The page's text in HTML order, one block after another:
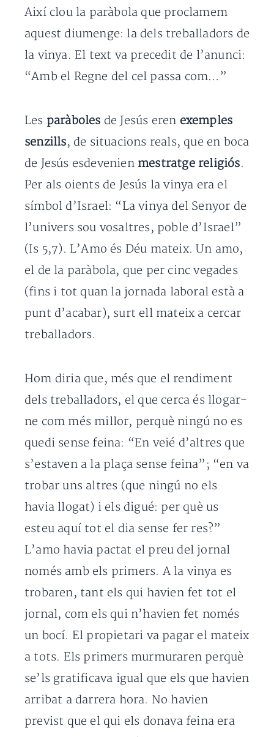
Així clou la paràbola que proclamem
aquest diumenge: la dels treballadors de
la vinya. El text va precedit de l’anunci:
“Amb el Regne del cel passa com…”
Les paràboles de Jesús eren exemples
senzills, de situacions reals, que en boca
de Jesús esdevenien mestratge religiós.
Per als oients de Jesús la vinya era el
símbol d’Israel: “La vinya del Senyor de
l’univers sou vosaltres, poble d’Israel”
(Is 5,7). L’Amo és Déu mateix. Un amo,
el de la paràbola, que per cinc vegades
(fins i tot quan la jornada laboral està a
punt d’acabar), surt ell mateix a cercar
treballadors.
Hom diria que, més que el rendiment
dels treballadors, el que cerca és llogar-
ne com més millor, perquè ningú no es
quedi sense feina: “En veié d’altres que
s’estaven a la plaça sense feina”; “en va
trobar uns altres (que ningú no els
havia llogat) i els digué: per què us
esteu aquí tot el dia sense fer res?”
L’amo havia pactat el preu del jornal
només amb els primers. A la vinya es
trobaren, tant els qui havien fet tot el
jornal, com els qui n’havien fet només
un bocí. El propietari va pagar el mateix
a tots. Els primers murmuraren perquè
se’ls gratificava igual que els que havien
arribat a darrera hora. No havien
previst que el qui els donava feina era